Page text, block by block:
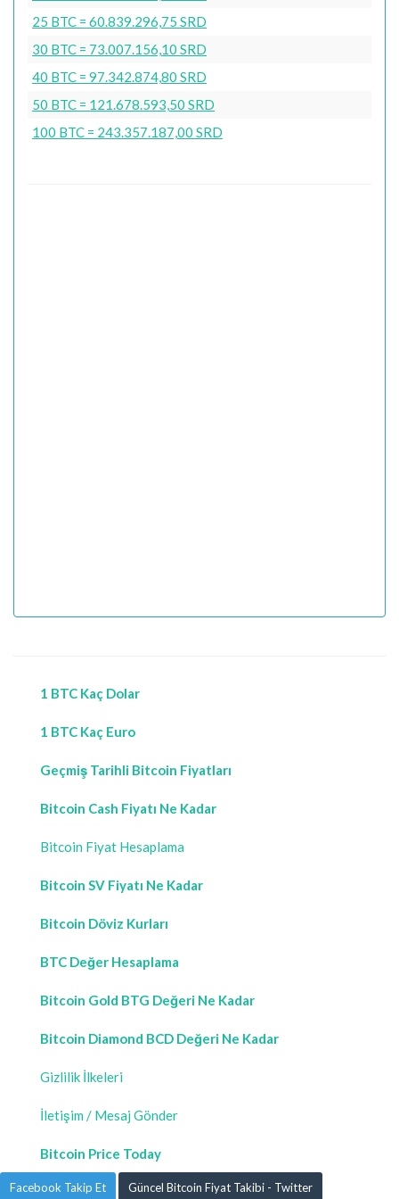
25 BTC = 60.839.296,75 SRD
30 BTC = 73.007.156,10 SRD
40 BTC = 97.342.874,80 SRD
50 BTC = 121.678.593,50 SRD
100 BTC = 243.357.187,00 SRD
1 BTC Kaç Dolar
1 BTC Kaç Euro
Geçmiş Tarihli Bitcoin Fiyatları
Bitcoin Cash Fiyatı Ne Kadar
Bitcoin Fiyat Hesaplama
Bitcoin SV Fiyatı Ne Kadar
Bitcoin Döviz Kurları
BTC Değer Hesaplama
Bitcoin Gold BTG Değeri Ne Kadar
Bitcoin Diamond BCD Değeri Ne Kadar
Gizlilik İlkeleri
İletişim / Mesaj Gönder
Bitcoin Price Today
Facebook Takip Et Güncel Bitcoin Fiyat Takibi - Twitter